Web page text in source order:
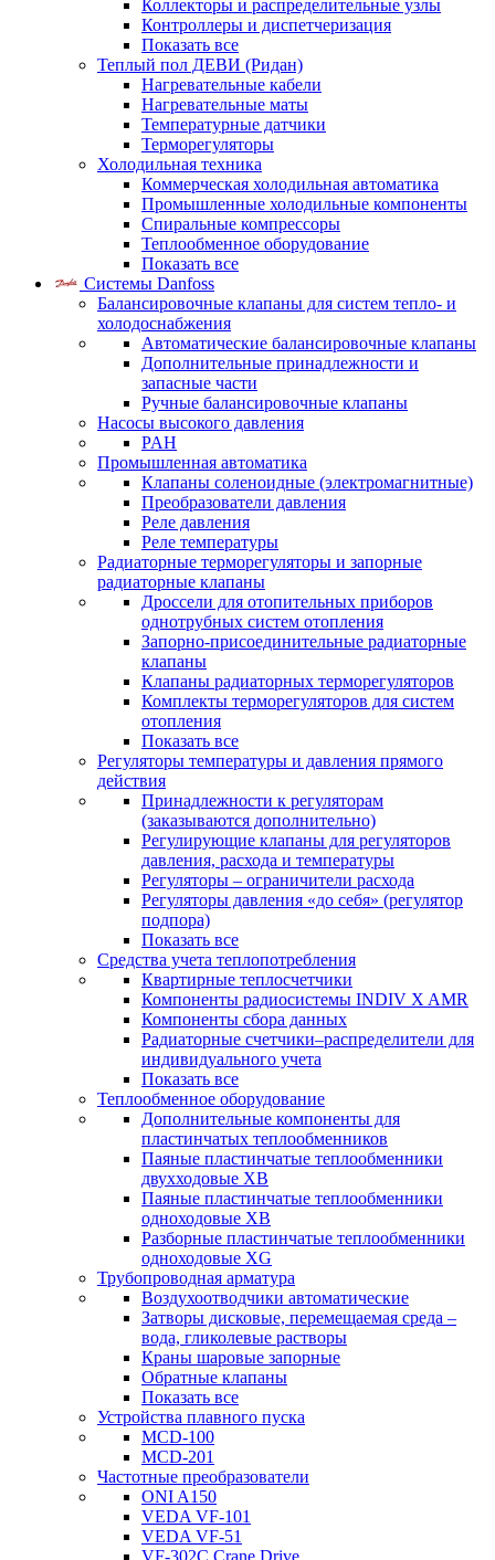
Коллекторы и распределительные узлы
Контроллеры и диспетчеризация
Показать все
Теплый пол ДЕВИ (Ридан)
Нагревательные кабели
Нагревательные маты
Температурные датчики
Терморегуляторы
Холодильная техника
Коммерческая холодильная автоматика
Промышленные холодильные компоненты
Спиральные компрессоры
Теплообменное оборудование
Показать все
Системы Danfoss
Балансировочные клапаны для систем тепло- и
холодоснабжения
Автоматические балансировочные клапаны
Дополнительные принадлежности и
запасные части
Ручные балансировочные клапаны
Насосы высокого давления
PAH
Промышленная автоматика
Клапаны соленоидные (электромагнитные)
Преобразователи давления
Реле давления
Реле температуры
Радиаторные терморегуляторы и запорные
радиаторные клапаны
Дроссели для отопительных приборов
однотрубных систем отопления
Запорно-присоединительные радиаторные
клапаны
Клапаны радиаторных терморегуляторов
Комплекты терморегуляторов для систем
отопления
Показать все
Регуляторы температуры и давления прямого
действия
Принадлежности к регуляторам
(заказываются дополнительно)
Регулирующие клапаны для регуляторов
давления, расхода и температуры
Регуляторы – ограничители расхода
Регуляторы давления «до себя» (регулятор
подпора)
Показать все
Средства учета теплопотребления
Квартирные теплосчетчики
Компоненты радиосистемы INDIV X AMR
Компоненты сбора данных
Радиаторные счетчики–распределители для
индивидуального учета
Показать все
Теплообменное оборудование
Дополнительные компоненты для
пластинчатых теплообменников
Паяные пластинчатые теплообменники
двухходовые XB
Паяные пластинчатые теплообменники
одноходовые ХВ
Разборные пластинчатые теплообменники
одноходовые ХG
Трубопроводная арматура
Воздухоотводчики автоматические
Затворы дисковые, перемещаемая среда –
вода, гликолевые растворы
Краны шаровые запорные
Обратные клапаны
Показать все
Устройства плавного пуска
MCD-100
MCD-201
Частотные преобразователи
ONI A150
VEDA VF-101
VEDA VF-51
VF-302C Crane Drive